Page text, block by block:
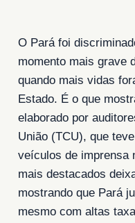
O Pará foi
momento mais grave
quando mais vidas
Estado. É o que
elaborado por
União (TCU), que
veículos de imprensa
mais destacados
mostrando que Pará
mesmo com altas